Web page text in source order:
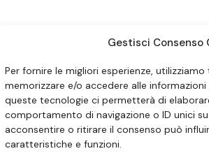
Gestisci Consenso
Per fornire le migliori esperienze,
memorizzare e/o accedere alle
queste tecnologie ci permetterà di
comportamento di navigazione o ID unici
acconsentire o ritirare il consenso può
caratteristiche e funzioni.